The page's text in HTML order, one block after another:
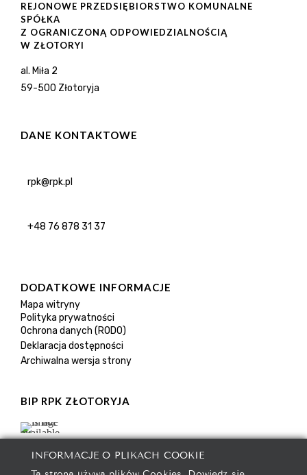
REJONOWE PRZEDSIĘBIORSTWO KOMUNALNE
SPÓŁKA
Z OGRANICZONĄ ODPOWIEDZIALNOŚCIĄ
W ZŁOTORYI
al. Miła 2
59-500 Złotoryja
DANE KONTAKTOWE
rpk@rpk.pl
+48 76 878 31 37
DODATKOWE INFORMACJE
Mapa witryny
Polityka prywatności
Ochrona danych (RODO)
Deklaracja dostępności
Archiwalna wersja strony
BIP RPK ZŁOTORYJA
INFORMACJE O PLIKACH COOKIE